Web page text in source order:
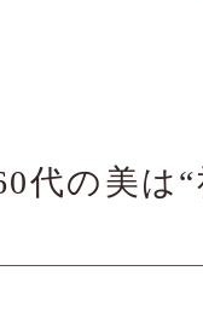
代の美は